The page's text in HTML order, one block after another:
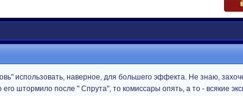
использовать, наверное, для большего эффекта. Не знаю,
штормило после " Спрута", то комиссары опять, а то - всякие